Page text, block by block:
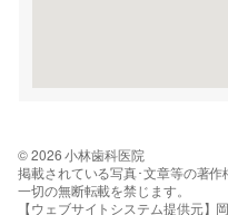
© 2026 小林歯科医院
掲載されている写真･文章等の著作
一切の無断転載を禁じます。
【ウェブサイトシステム提供元】